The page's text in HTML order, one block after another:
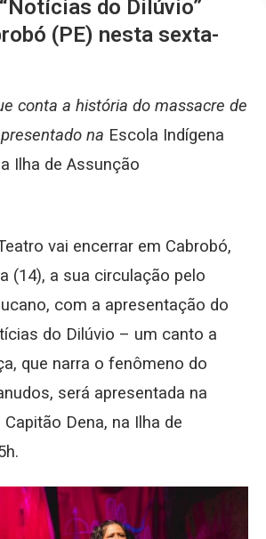
do Dilúvio”
(PE) nesta sexta-
conta a história do massacre de
na Escola Indígena
Ilha de Assunção
vai encerrar em Cabrobó,
(14), a sua circulação pelo
com a apresentação do
do Dilúvio – um canto a
que narra o fenômeno do
será apresentada na
Dena, na Ilha de